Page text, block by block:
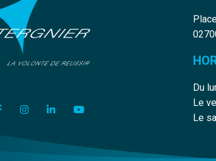
Lien vers le compte Facebook
Lien vers le compte Instagram
Lien vers le compte Linkedin
Lien vers la chaîne Youtube
Du
Le
Le